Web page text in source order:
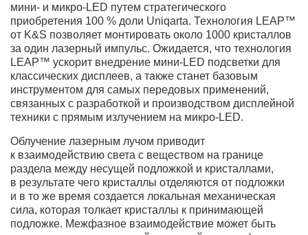
мини- и микро-LED путем стратегического
приобретения 100 % доли Uniqarta. Технология LEAP™
от K&S позволяет монтировать около 1000 кристаллов
за один лазерный импульс. Ожидается, что технология
LEAP™ ускорит внедрение мини-LED подсветки для
классических дисплеев, а также станет базовым
инструментом для самых передовых применений,
связанных с разработкой и производством дисплейной
техники с прямым излучением на микро-LED.
Облучение лазерным лучом приводит
к взаимодействию света с веществом на границе
раздела между несущей подложкой и кристаллами,
в результате чего кристаллы отделяются от подложки
и в то же время создается локальная механическая
сила, которая толкает кристаллы к принимающей
подложке. Межфазное взаимодействие может быть